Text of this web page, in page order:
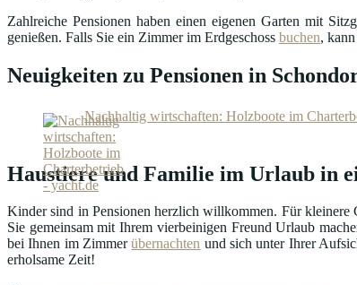
Zahlreiche Pensionen haben einen eigenen Garten mit
genießen. Falls Sie ein Zimmer im Erdgeschoss buchen,
Neuigkeiten zu Pensionen in
Nachhaltig wirtschaften: Holzboote im
Haustiere und Familie im Urlaub in
Kinder sind in Pensionen herzlich willkommen. Für kleinere
Sie gemeinsam mit Ihrem vierbeinigen Freund Urlaub
bei Ihnen im Zimmerübernachten und sich unter Ihrer
erholsame Zeit!